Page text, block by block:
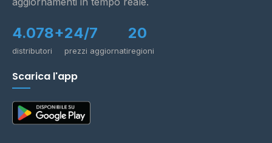
4.078+
distributori
24/7
prezzi aggiornati
20
regioni
Scarica l'app